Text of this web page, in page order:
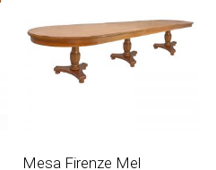
Mesa Firenze Mel